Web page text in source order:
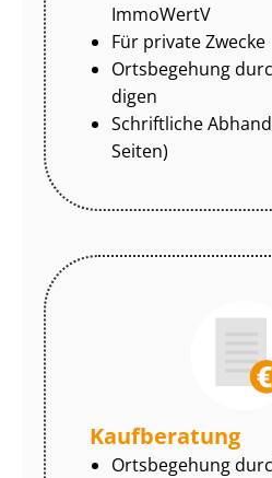
ImmoWertV
Für private Zwecke
Ortsbegehung
di­gen
Schriftliche
Seiten)
Kaufberatung
Ortsbegehung